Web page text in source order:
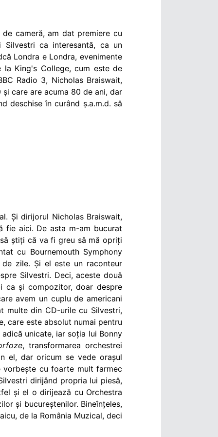
cameră, am dat premiere cu
ca interesantă, ca un
Londra e Londra, evenimente
King's College, cum este de
Radio 3, Nicholas Braiswait,
care are acuma 80 de ani, dar
deschise în curând ș.a.m.d. să
Și dirijorul Nicholas Braiswait,
fie aici. De asta m-am bucurat
știți că va fi greu să mă opriți
cu Bournemouth Symphony
zile. Și el este un raconteur
Silvestri. Deci, aceste două
ca și compozitor, doar despre
avem un cuplu de americani
multe din CD-urile cu Silvestri,
care este absolut numai pentru
unicate, iar soția lui Bonny
, transformarea orchestrei
el, dar oricum se vede orașul
vorbește cu foarte mult farmec
dirijând propria lui piesă,
și el o dirijează cu Orchestra
și bucureștenilor. Bineînțeles,
de la România Muzical, deci